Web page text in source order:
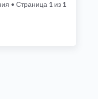
• Страница 1 из 1